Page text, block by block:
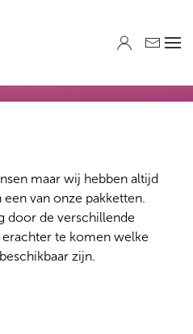
maar wij hebben altijd
van onze pakketten.
door de verschillende
te komen welke
zijn.